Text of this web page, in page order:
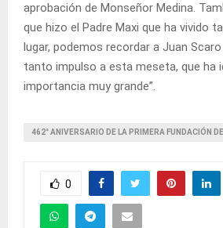
aprobación de Monseñor Medina.
que hizo el Padre Maxi que ha vivido
lugar, podemos recordar a Juan
tanto impulso a esta meseta, que ha
importancia muy grande”.
462° ANIVERSARIO DE LA PRIMERA FUNDACIÓN
0